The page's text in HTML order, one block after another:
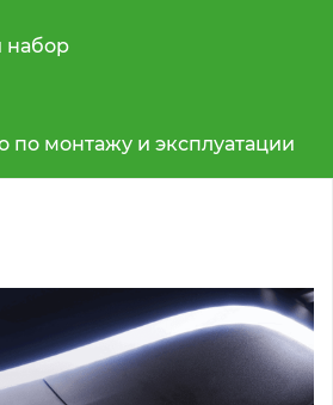
по монтажу и эксплуатации